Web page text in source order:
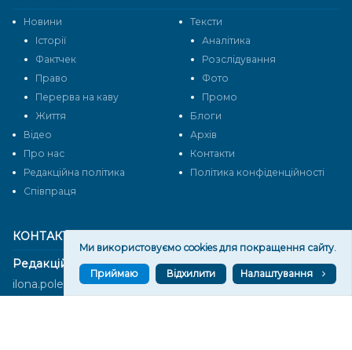
КОНТАКТИ
Редакційний відділ:
ilona.polesova@gmail.com
Новини
Тексти
Історії
Аналітика
Фактчек
Розслідування
Право
Фото
Перерва на каву
Промо
Життя
Блоги
Відео
Архів
Про нас
Контакти
Редакційна політика
Політика конфіденційності
Cпівпраця
Ми використовуємо cookies для покращення сайту.
Приймаю Відхилити Налаштування